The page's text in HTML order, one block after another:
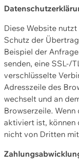
Diese Website
Schutz der
Beispiel der
senden, eine SSL-/
verschlüsselte
Adresszeile des
wechselt und an
Browserzeile. Wenn
aktiviert ist, können
nicht von Dritten